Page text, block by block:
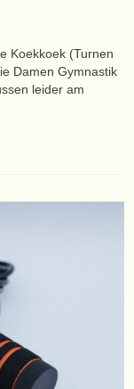
Koekkoek (Turnen
Damen Gymnastik
leider am